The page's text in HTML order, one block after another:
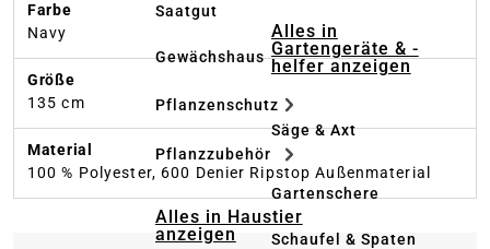
Saatgut
Gewächshaus
Pflanzenschutz
Pflanzzubehör
Alles in Haustier
anzeigen
Alles in
Gartengeräte & -
helfer anzeigen
Säge & Axt
Gartenschere
Schaufel & Spaten
Farbe
Navy
Größe
135 cm
Material
100 % Polyester, 600 Denier Ripstop Außenmaterial